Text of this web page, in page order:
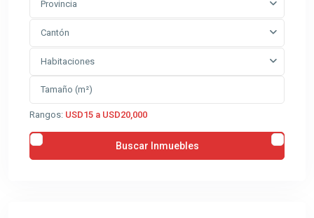
Provincia
Cantón
Habitaciones
Rangos: USD15 a USD20,000